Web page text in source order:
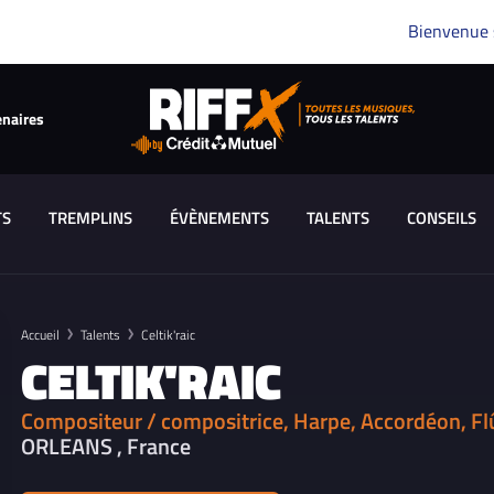
Bienvenue
TREMPLINS ÉVÈNEMENTS TALENTS CONSEILS
Accueil Talents Celtik'raic
CELTIK'RAIC
Compositeur / compositrice, Harpe, Accordéon,
ORLEANS , France